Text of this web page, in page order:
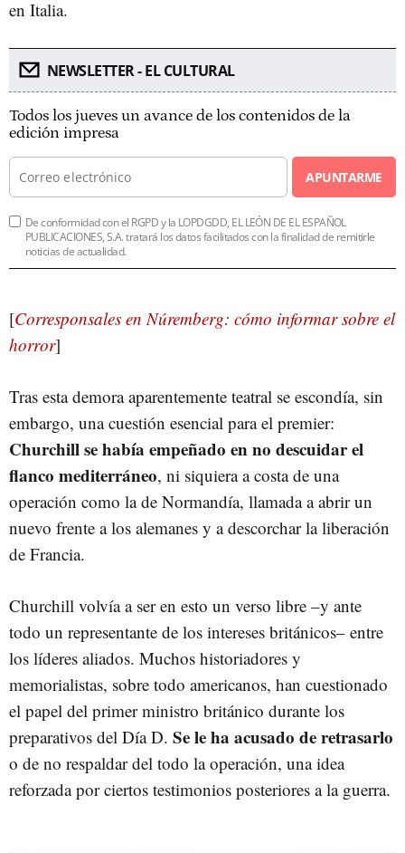
en Italia.
NEWSLETTER - EL CULTURAL
Todos los jueves un avance de los contenidos de la
edición impresa
APUNTARME
De conformidad con el RGPD y la LOPDGDD, EL LEÓN DE EL ESPAÑOL
PUBLICACIONES, S.A. tratará los datos facilitados con la finalidad de remitirle
noticias de actualidad.
[Corresponsales en Núremberg: cómo informar sobre el
horror]
Tras esta demora aparentemente teatral se escondía, sin
embargo, una cuestión esencial para el premier:
Churchill se había empeñado en no descuidar el
flanco mediterráneo, ni siquiera a costa de una
operación como la de Normandía, llamada a abrir un
nuevo frente a los alemanes y a descorchar la liberación
de Francia.
Churchill volvía a ser en esto un verso libre –y ante
todo un representante de los intereses británicos– entre
los líderes aliados. Muchos historiadores y
memorialistas, sobre todo americanos, han cuestionado
el papel del primer ministro británico durante los
preparativos del Día D. Se le ha acusado de retrasarlo
o de no respaldar del todo la operación, una idea
reforzada por ciertos testimonios posteriores a la guerra.